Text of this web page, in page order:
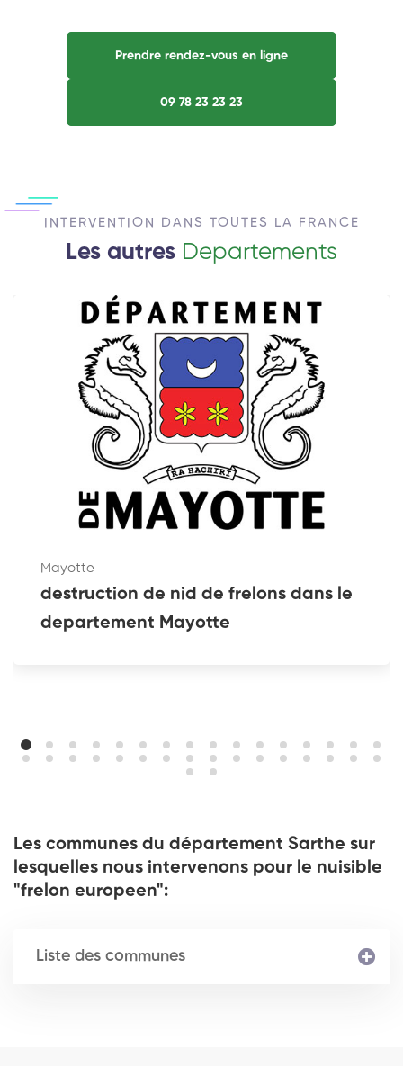
Prendre rendez-vous en ligne
09 78 23 23 23
INTERVENTION DANS TOUTES LA FRANCE
Les autres Departements
Mayotte
destruction de nid de frelons dans le
departement Mayotte
Les communes du département Sarthe sur
lesquelles nous intervenons pour le nuisible
"frelon europeen":
Liste des communes